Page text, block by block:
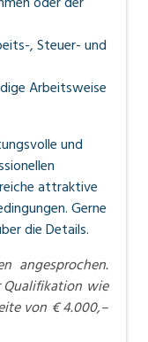
, Steuer- und
Arbeitsweise
und
attraktive
Gerne
die Details.
angesprochen.
Qualifikation wie
von € 4.000,–